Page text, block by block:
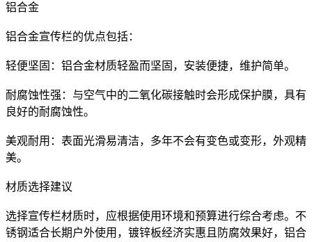
铝合金
铝合金宣传栏的优点包括：
‌轻便坚固‌：铝合金材质轻盈而坚固，安装便捷，维护简单。
‌耐腐蚀性强‌：与空气中的二氧化碳接触时会形成保护膜，具有
良好的耐腐蚀性。
‌美观耐用‌：表面光滑易清洁，多年不会有变色或变形，外观精
美。
材质选择建议
选择宣传栏材质时，应根据使用环境和预算进行综合考虑。不
锈钢适合长期户外使用，镀锌板经济实惠且防腐效果好，铝合